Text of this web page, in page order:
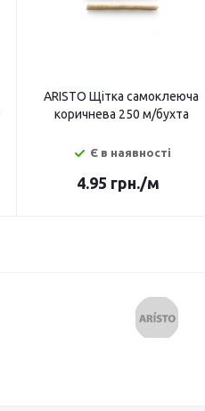
ARISTO Щітка самоклеюча
коричнева 250 м/бухта
Є в наявності
4.95 грн./м